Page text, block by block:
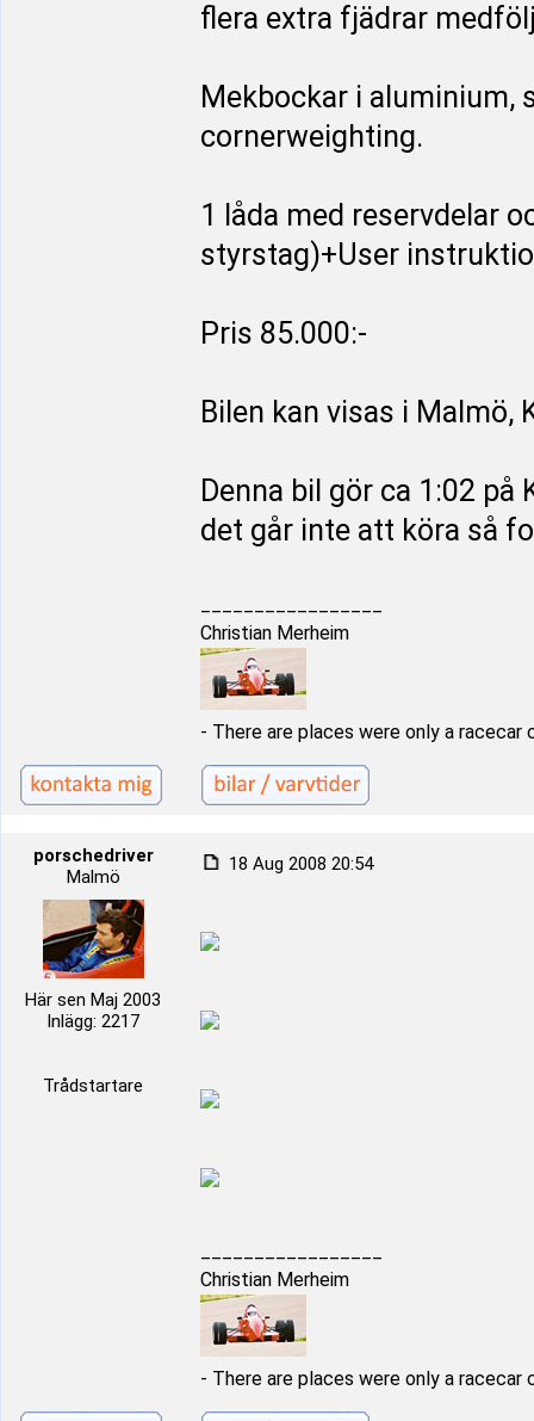
flera extra fjädrar
Mekbockar i
cornerweighting.
1 låda med reservdelar
styrstag)+User
Pris 85.000:-
Bilen kan visas i Malmö,
Denna bil gör ca 1:02
det går inte att köra så
Christian Merheim
- There are places were only a racecar
porschedriver
Malmö
Här sen Maj 2003
Inlägg: 2217
Trådstartare
18 Aug 2008 20:54
Christian Merheim
- There are places were only a racecar